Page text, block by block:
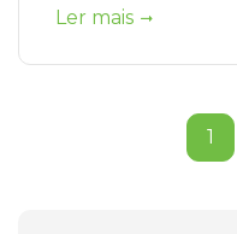
Ler mais
1